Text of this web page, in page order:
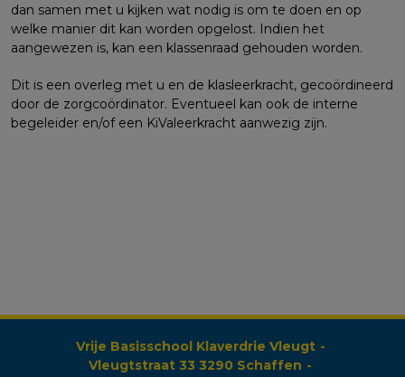
dan samen met u kijken wat nodig is om te doen en op
welke manier dit kan worden opgelost. Indien het
aangewezen is, kan een klassenraad gehouden worden.
Dit is een overleg met u en de klasleerkracht, gecoördineerd
door de zorgcoördinator. Eventueel kan ook de interne
begeleider en/of een KiValeerkracht aanwezig zijn.
Vrije Basisschool Klaverdrie Vleugt
Vleugtstraat 33 3290 Schaffen